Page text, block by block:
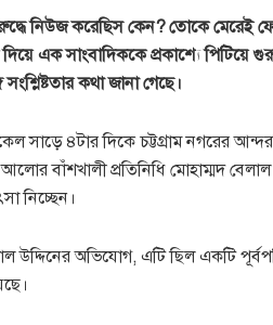
নিউজ করেছিস কেন? তোকে মেরেই
এক সাংবাদিককে প্রকাশ্যে
কথা জানা গেছে।
সাড়ে ৪টার দিকে চট্টগ্রাম নগরের
বাঁশখালী প্রতিনিধি মোহাম্মদ বেলাল
নিচ্ছেন।
উদ্দিনের অভিযোগ, এটি ছিল একটি